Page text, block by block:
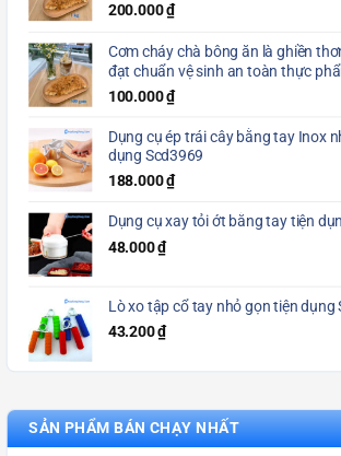
200.000₫
Cơm cháy chà bông ăn là ghiền
đạt chuẩn vệ sinh an toàn thực
100.000₫
Dụng cụ ép trái cây bằng tay Inox
dụng Scd3969
188.000₫
Dụng cụ xay tỏi ớt bằng tay tiện
48.000₫
Lò xo tập cổ tay nhỏ gọn tiện dụng
43.200₫
SẢN PHẨM BÁN CHẠY NHẤT